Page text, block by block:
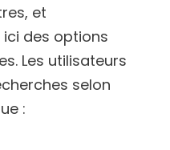
et
des options
Les utilisateurs
selon
: